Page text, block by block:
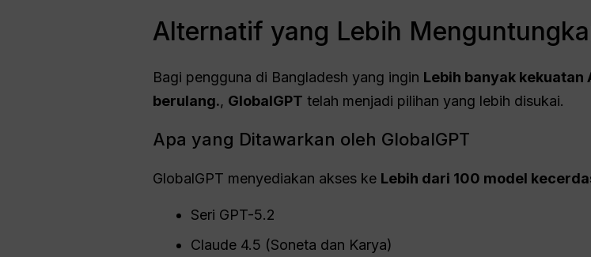
Alternatif yang Lebih
Bagi pengguna di Bangladesh yang ingin Lebih banyak
berulang., GlobalGPT telah menjadi pilihan yang lebih disukai.
Apa yang Ditawarkan oleh GlobalGPT
GlobalGPT menyediakan akses ke Lebih dari 100 model
Seri GPT-5.2
Claude 4.5 (Soneta dan Karya)